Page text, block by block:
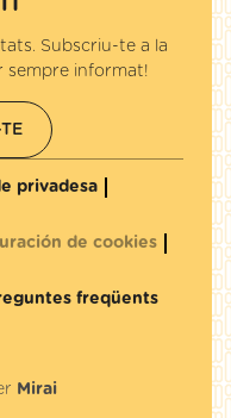
Subscriu-te a la
sempre informat!
privadesa
de cookies
freqüents
Mirai